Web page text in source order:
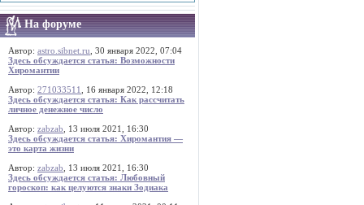
На форуме
Автор: astro.sibnet.ru , 30 января 2022, 07:04
Здесь обсуждается статья: Возможности
Хиромантии
Автор: 271033511
, 16 января 2022, 12:18
Здесь обсуждается статья: Как рассчитать
личное денежное число
Автор: zabzab , 13 июля 2021, 16:30
Здесь обсуждается статья: Хиромантия —
это карта жизни
Автор: zabzab , 13 июля 2021, 16:30
Здесь обсуждается статья: Любовный
гороскоп: как целуются знаки Зодиака